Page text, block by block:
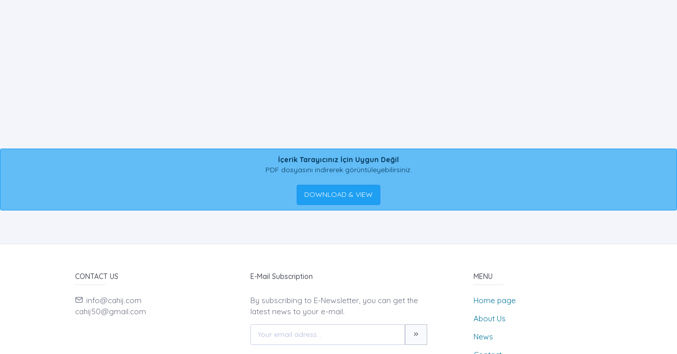
İçerik Tarayıcınız İçin Uygun Değil
PDF dosyasını indirerek görüntüleyebilirsiniz.
DOWNLOAD & VIEW
CONTACT US
info@cahij.com
cahij50@gmail.com
E-Mail Subscription
By subscribing to E-Newsletter, you can get the
latest news to your e-mail.
MENU
Home page
About Us
News